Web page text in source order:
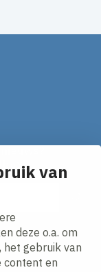
van
deze o.a. om
gebruik van
content en